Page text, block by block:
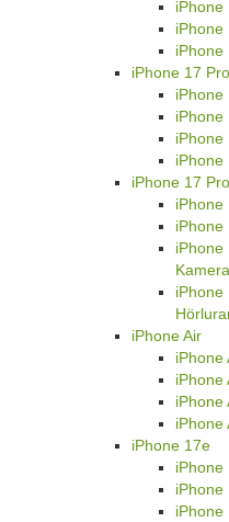
iPhone
iPhone
iPhone
iPhone 17 Pro
iPhone
iPhone
iPhone
iPhone
iPhone 17
iPhone
iPhone
iPhone
iPhone
iPhone Air
iPhone
iPhone
iPhone
iPhone
iPhone 17e
iPhone
iPhone
iPhone